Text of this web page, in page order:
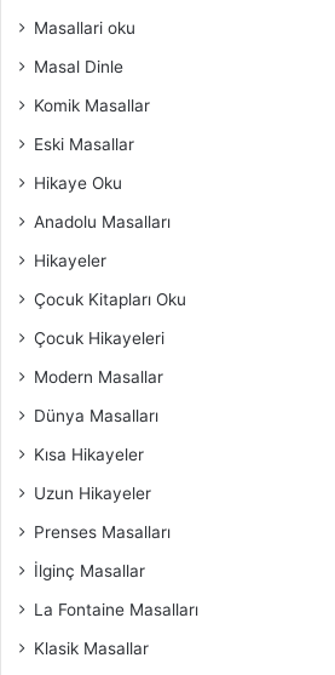
Masallari oku
Masal Dinle
Komik Masallar
Eski Masallar
Hikaye Oku
Anadolu Masalları
Hikayeler
Çocuk Kitapları Oku
Çocuk Hikayeleri
Modern Masallar
Dünya Masalları
Kısa Hikayeler
Uzun Hikayeler
Prenses Masalları
İlginç Masallar
La Fontaine Masalları
Klasik Masallar